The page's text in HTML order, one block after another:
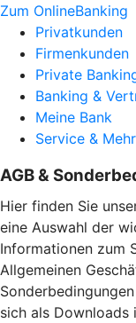
Zum OnlineBanking
Privatkunden
Firmenkunden
Private
Banking &
Meine Bank
Service &
AGB &
Hier finden Sie
eine Auswahl der
Informationen zum
Allgemeinen
sich als Downloads